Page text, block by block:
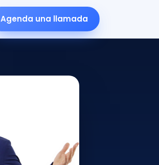
Agenda una llamada